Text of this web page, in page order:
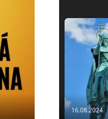
16.08.2024